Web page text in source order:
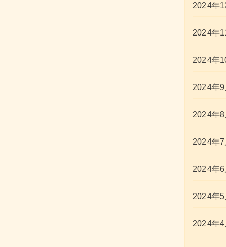
2024年
2024年
2024年
2024年9
2024年8
2024年7
2024年6
2024年5
2024年4